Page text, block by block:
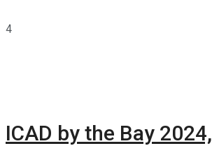
4
ICAD by the Bay 2024,